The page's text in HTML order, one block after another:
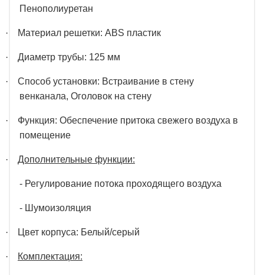
Пенополиуретан
· Материал решетки: ABS пластик
· Диаметр трубы: 125 мм
·
Способ установки: Встраивание в стену
венканала, Оголовок на стену
·
Функция: Обеспечение притока свежего воздуха в
помещение
· Дополнительные функции:
- Регулирование потока проходящего воздуха
- Шумоизоляция
· Цвет корпуса: Белый/серый
· Комплектация: